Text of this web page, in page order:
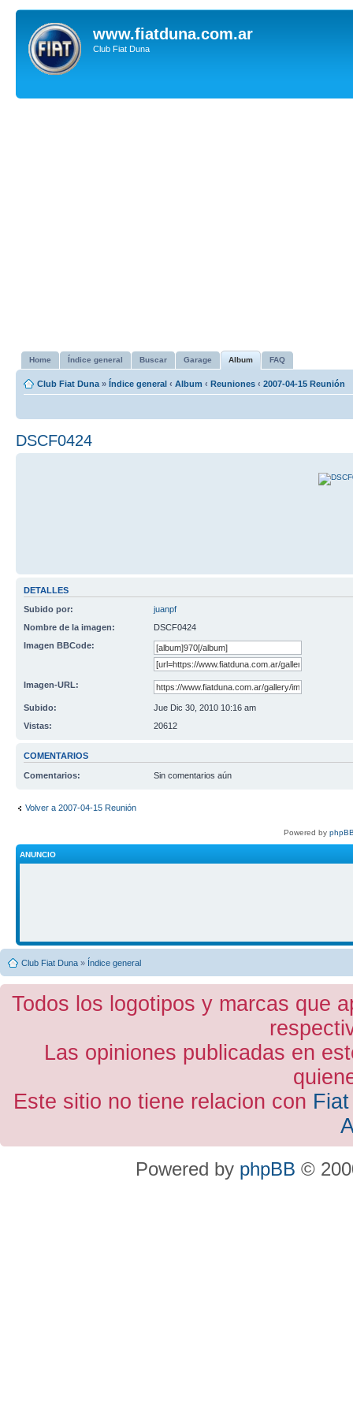
www.fiatduna.com.ar
Club Fiat Duna
Home Índice general Buscar Garage Album FAQ
Club Fiat Duna » Índice general ‹ Album ‹ Reuniones ‹ 2007-04-15 Reunión
DSCF0424
DETALLES
Subido por:
juanpf
Nombre de la imagen:
DSCF0424
Imagen BBCode:
Imagen-URL:
Subido:
Jue Dic 30, 2010 10:16 am
Vistas:
20612
COMENTARIOS
Comentarios: Sin comentarios aún
Volver a 2007-04-15 Reunión
Powered by
ANUNCIO
Club Fiat Duna » Índice general
Todos los logotipos y marcas que
Las opiniones publicadas en
Este sitio no tiene relacion con
Powered by phpBB ©